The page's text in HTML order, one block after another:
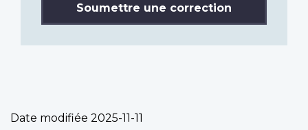
Soumettre une correction
Date modifiée 2025-11-11